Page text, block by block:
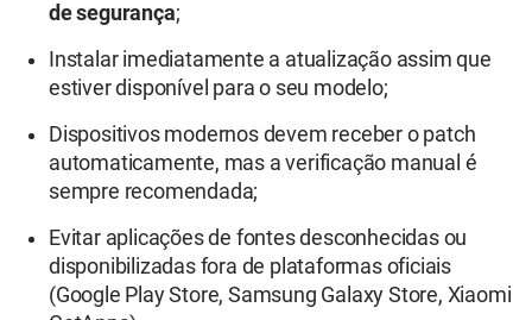
de segurança;
Instalar imediatamente a atualização assim que
estiver disponível para o seu modelo;
Dispositivos modernos devem receber o patch
automaticamente, mas a verificação manual é
sempre recomendada;
Evitar aplicações de fontes desconhecidas ou
disponibilizadas fora de plataformas oficiais
(Google Play Store, Samsung Galaxy Store, Xiaomi